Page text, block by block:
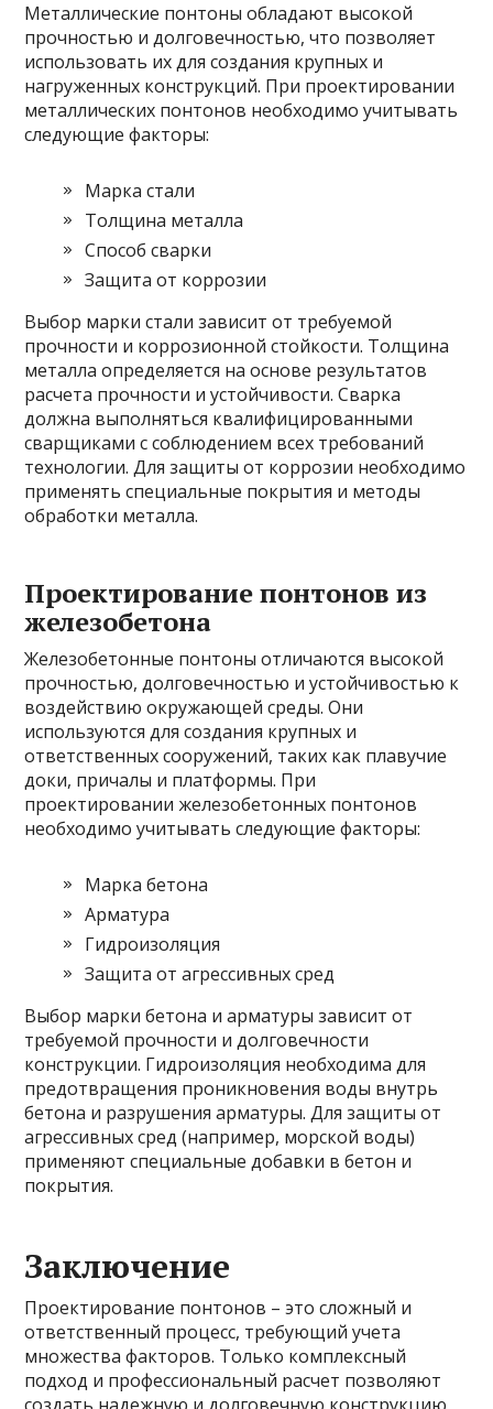
Металлические понтоны обладают высокой
прочностью и долговечностью, что позволяет
использовать их для создания крупных и
нагруженных конструкций. При проектировании
металлических понтонов необходимо учитывать
следующие факторы:
Марка стали
Толщина металла
Способ сварки
Защита от коррозии
Выбор марки стали зависит от требуемой
прочности и коррозионной стойкости. Толщина
металла определяется на основе результатов
расчета прочности и устойчивости. Сварка
должна выполняться квалифицированными
сварщиками с соблюдением всех требований
технологии. Для защиты от коррозии необходимо
применять специальные покрытия и методы
обработки металла.
Проектирование понтонов из
железобетона
Железобетонные понтоны отличаются высокой
прочностью, долговечностью и устойчивостью к
воздействию окружающей среды. Они
используются для создания крупных и
ответственных сооружений, таких как плавучие
доки, причалы и платформы. При
проектировании железобетонных понтонов
необходимо учитывать следующие факторы:
Марка бетона
Арматура
Гидроизоляция
Защита от агрессивных сред
Выбор марки бетона и арматуры зависит от
требуемой прочности и долговечности
конструкции. Гидроизоляция необходима для
предотвращения проникновения воды внутрь
бетона и разрушения арматуры. Для защиты от
агрессивных сред (например, морской воды)
применяют специальные добавки в бетон и
покрытия.
Заключение
Проектирование понтонов – это сложный и
ответственный процесс, требующий учета
множества факторов. Только комплексный
подход и профессиональный расчет позволяют